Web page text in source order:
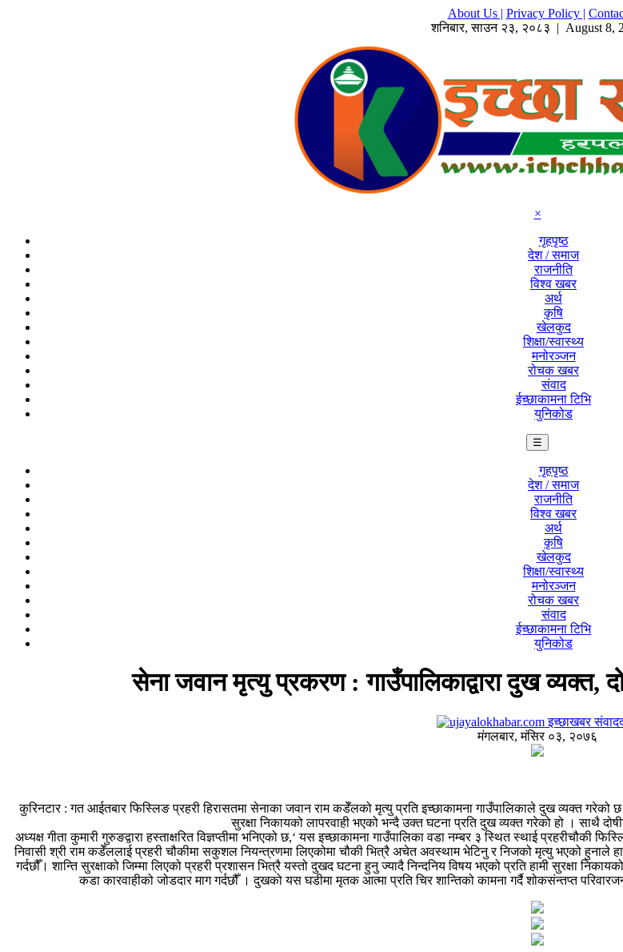
About Us | Privacy Policy |
शनिबार,साउन २३, २०८३ | August 8,
×
गृहपृष्ठ
देश / समाज
राजनीति
विश्व खबर
अर्थ
कृषि
खेलकुद
शिक्षा/स्वास्थ्य
मनोरञ्जन
रोचक खबर
संवाद
ईच्छाकामना टिभि
युनिकोड
☰
गृहपृष्ठ
देश / समाज
राजनीति
विश्व खबर
अर्थ
कृषि
खेलकुद
शिक्षा/स्वास्थ्य
मनोरञ्जन
रोचक खबर
संवाद
ईच्छाकामना टिभि
युनिकोड
सेना जवान मृत्यु प्रकरण : गाउँपालिकाद्वारा दुख व्यक्त,
इच्छाखबर
मंगलबार, मंसिर ०३, २०७६
कुरिनटार : गत आईतबार फिस्लिङ प्रहरी हिरासतमा सेनाका जवान राम कडेँलको मृत्यु प्रति इच्छाकामना गाउँपालिकाले दुख व्यक्त गरेको
सुरक्षा निकायको लापरवाही भएको भन्दै उक्त घटना प्रति दुख व्यक्त गरेको हो । साथै
अध्यक्ष गीता कुमारी गुरुङद्वारा हस्ताक्षरित विज्ञप्तीमा भनिएको छ,‘ यस इच्छाकामना गाउँपालिका वडा नम्बर ३ स्थित स्थाई
निवासी श्री राम कडेँललाई प्रहरी चौकीमा सकुशल नियन्त्रणमा लिएकोमा चौकी भित्रै अचेत अवस्थाम भेटिनु र निजको मृत्यु भएको हुनाले
गर्दछौँ। शान्ति सुरक्षाको जिम्मा लिएको प्रहरी प्रशासन भित्रै यस्तो दुखद घटना हुनु ज्यादै निन्दनिय विषय भएको प्रति हामी सुरक्षा
कडा कारवाहीको जोडदार माग गर्दछौँ । दुखको यस घडीमा मृतक आत्मा प्रति चिर शान्तिको कामना गर्दै शोकसंन्तप्त